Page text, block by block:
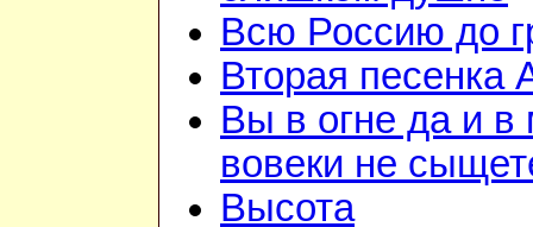
Всю Россию до
Вторая песенка
Вы в огне да и в
вовеки не
Высота